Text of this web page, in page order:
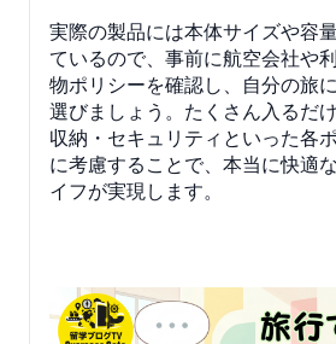
実際の製品には本体サイズや容
ているので、事前に航空会社や
物ポリシーを確認し、自分の旅
選びましょう。たくさん入るだ
収納・セキュリティといった各
に考慮することで、本当に快適
イフが実現します。